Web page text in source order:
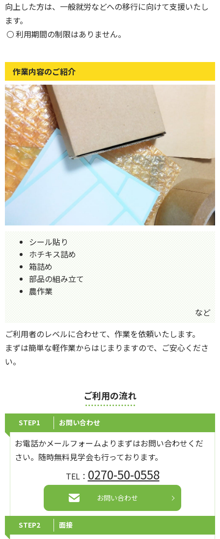
向上した方は、一般就労などへの移行に向けて支援いたし
ます。
利用期間の制限はありません。
作業内容のご紹介
シール貼り
ホチキス詰め
箱詰め
部品の組み立て
農作業
など
ご利用者のレベルに合わせて、作業を依頼いたします。
まずは簡単な軽作業からはじまりますので、ご安心くださ
い。
ご利用の流れ
STEP1 お問い合わせ
お電話かメールフォームよりまずはお問い合わせくだ
さい。随時無料見学会も行っております。
TEL： 0270-50-0558
お問い合わせ
STEP2 面接